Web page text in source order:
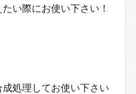
い際にお使い下さい！
処理してお使い下さい